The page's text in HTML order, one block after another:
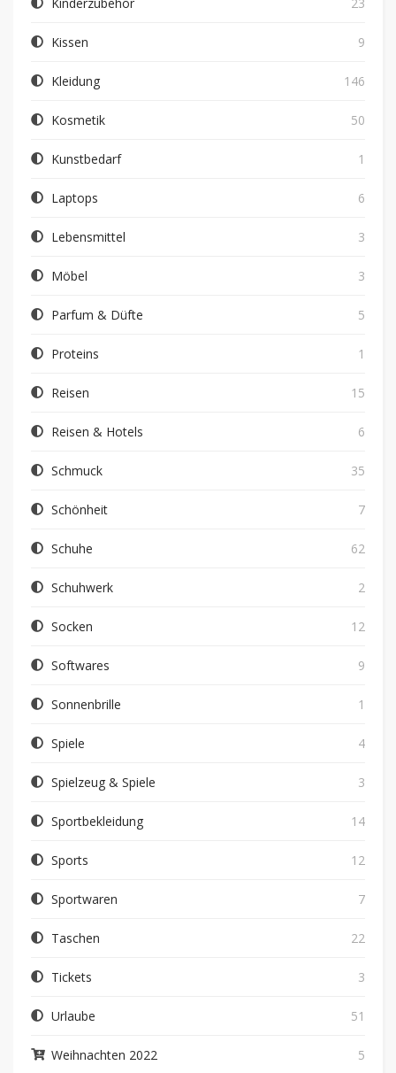
Kissen 9
Kleidung 146
Kosmetik 50
Kunstbedarf 1
Laptops 6
Lebensmittel 3
Möbel 3
Parfum & Düfte 5
Proteins 1
Reisen 15
Reisen & Hotels 6
Schmuck 35
Schönheit 7
Schuhe 62
Schuhwerk 2
Socken 12
Softwares 9
Sonnenbrille 1
Spiele 4
Spielzeug & Spiele 3
Sportbekleidung 14
Sports 12
Sportwaren 7
Taschen 22
Tickets 3
Urlaube 51
Weihnachten 2022 5